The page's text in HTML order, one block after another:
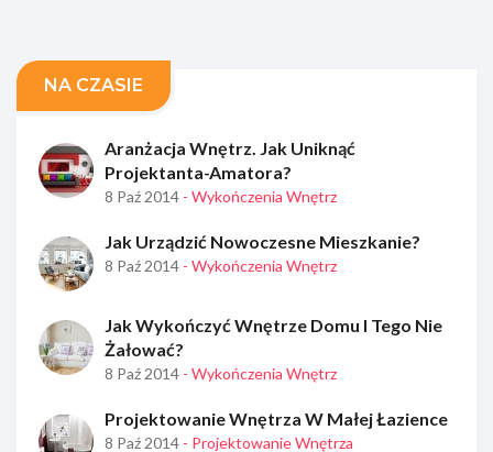
NA CZASIE
Aranżacja Wnętrz. Jak Uniknąć
Projektanta-Amatora?
8 Paź 2014 - Wykończenia Wnętrz
Jak Urządzić Nowoczesne Mieszkanie?
8 Paź 2014 - Wykończenia Wnętrz
Jak Wykończyć Wnętrze Domu I Tego Nie
Żałować?
8 Paź 2014 - Wykończenia Wnętrz
Projektowanie Wnętrza W Małej Łazience
8 Paź 2014 - Projektowanie Wnętrza